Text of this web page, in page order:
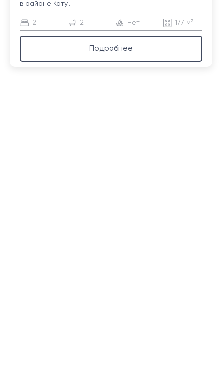
в районе Кату...
2 2 Нет 177 м²
Подробнее